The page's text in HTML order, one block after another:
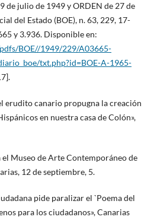
de julio de 1949 y ORDEN de 27 de
del Estado (BOE), n. 63, 229, 17-
y 3.936. Disponible en:
BOE//1949/229/A03665-
txt.php?id=BOE-A-1965-
erudito canario propugna la creación
en nuestra casa de Colón»,
el Museo de Arte Contemporáneo de
12 de septiembre, 5.
pide paralizar el `Poema del
para los ciudadanos», Canarias